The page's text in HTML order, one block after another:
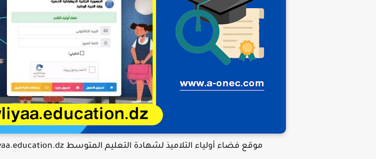
موقع فضاء أولياء التلاميذ لشهادة التعليم المتوسط awlyaa.education.dz